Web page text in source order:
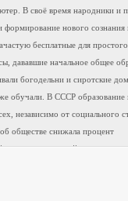
В своё время народники и
нового сознания
бесплатные для
дававшие начальное общее
богодельни и сиротские
обучали. В СССР образование
независимо от социального
об обществе снижала процент
индивид, имеющий все, что
не богатую, то вполне